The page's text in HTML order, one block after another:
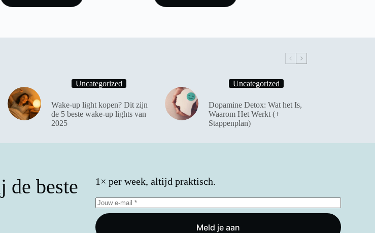
Uncategorized
Wake-up light kopen? Dit zijn
de 5 beste wake-up lights van
2025
Uncategorized
Dopamine Detox: Wat het Is,
Waarom Het Werkt (+
Stappenplan)
de beste
1× per week, altijd praktisch.
Meld je aan